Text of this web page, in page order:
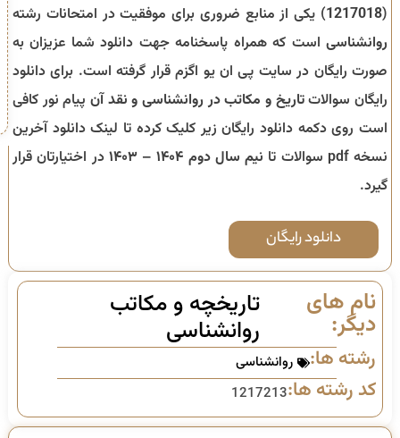
(
1217018) یکی از منابع ضروری برای موفقیت در امتحانات رشته
روانشناسی است که همراه پاسخنامه جهت دانلود شما عزیزان به
صورت رایگان در سایت پی ان یو اگزم قرار گرفته است. برای دانلود
رایگان سوالاتتاریخ و مکاتب در روانشناسی و نقد آن پیام نور کافی
است روی دکمه دانلود رایگان زیر کلیک کرده تا لینک دانلود آخرین
نسخه pdf سوالات تا
نیم سال دوم ۱۴۰۴ – ۱۴۰۳
در اختیارتان قرار
گیرد.
دانلود رایگان
نام های
دیگر:
تاریخچه و مکاتب
روانشناسی
رشته ها: روانشناسی
کد رشته ها:1217213